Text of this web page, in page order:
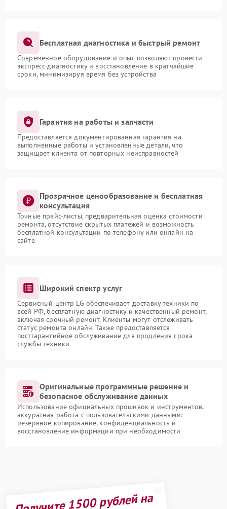
Бесплатная диагностика и быстрый ремонт
Современное оборудование и опыт позволяют провести
экспресс-диагностику и восстановление в кратчайшие
сроки, минимизируя время без устройства
Гарантия на работы и запчасти
Предоставляется документированная гарантия на
выполненные работы и установленные детали, что
защищает клиента от повторных неисправностей
Прозрачное ценообразование и бесплатная
консультация
Точные прайс-листы, предварительная оценка стоимости
ремонта, отсутствие скрытых платежей и возможность
бесплатной консультации по телефону или онлайн на
сайте
Широкий спектр услуг
Сервисный центр LG обеспечивает доставку техники по
всей РФ, бесплатную диагностику и качественный ремонт,
включая срочный ремонт. Клиенты могут отслеживать
статус ремонта онлайн. Также предоставляется
постгарантийное обслуживание для продления срока
службы техники
Оригинальные программные решение и
безопасное обслуживание данных
Использование официальных прошивок и инструментов,
аккуратная работа с пользовательскими данными:
резервное копирование, конфиденциальность и
восстановление информации при необходимости